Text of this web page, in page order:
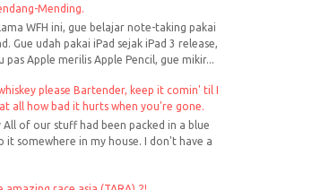
Mending.
WFH ini, gue belajar note-taking pakai
Gue udah pakai iPad sejak iPad 3 release,
pas Apple merilis Apple Pencil, gue mikir...
please Bartender, keep it comin' til I
all how bad it hurts when you're gone.
All of our stuff had been packed in a blue
it somewhere in my house. I don't have a